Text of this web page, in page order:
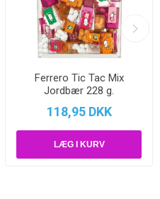
Ferrero Tic Tac Mix
Jordbær 228 g.
118,95 DKK